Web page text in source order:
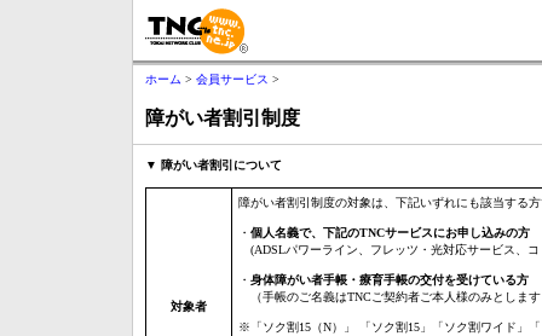
ホーム > 会員サービス >
障がい者割引制度
▼ 障がい者割引について
対象者
障がい者割引制度の対象は、下記いずれにも該当する
・ 個人名義で、下記のTNCサービスにお申し込みの方
(ADSLパワーライン、フレッツ・光対応サービス、
・ 身体障がい者手帳・療育手帳の交付を受けている方
（手帳のご名義はTNCご契約者ご本人様のみとしま
※ 「ソク割15（N）」 「ソク割15」「ソク割ワイド」